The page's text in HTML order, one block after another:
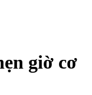
giờ cơ